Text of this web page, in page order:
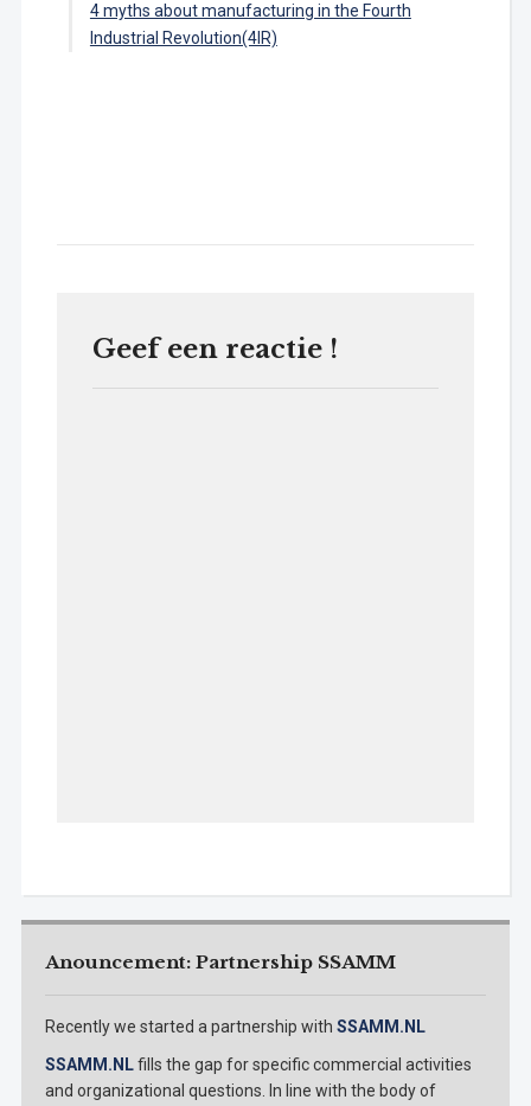
Anouncement: Partnership SSAMM
Recently we started a partnership with SSAMM.NL
SSAMM.NLfills the gap for specific commercial activities
and organizational questions. In line with the body of
4 myths about manufacturing in the Fourth
Industrial Revolution(4IR)
Geef een reactie !